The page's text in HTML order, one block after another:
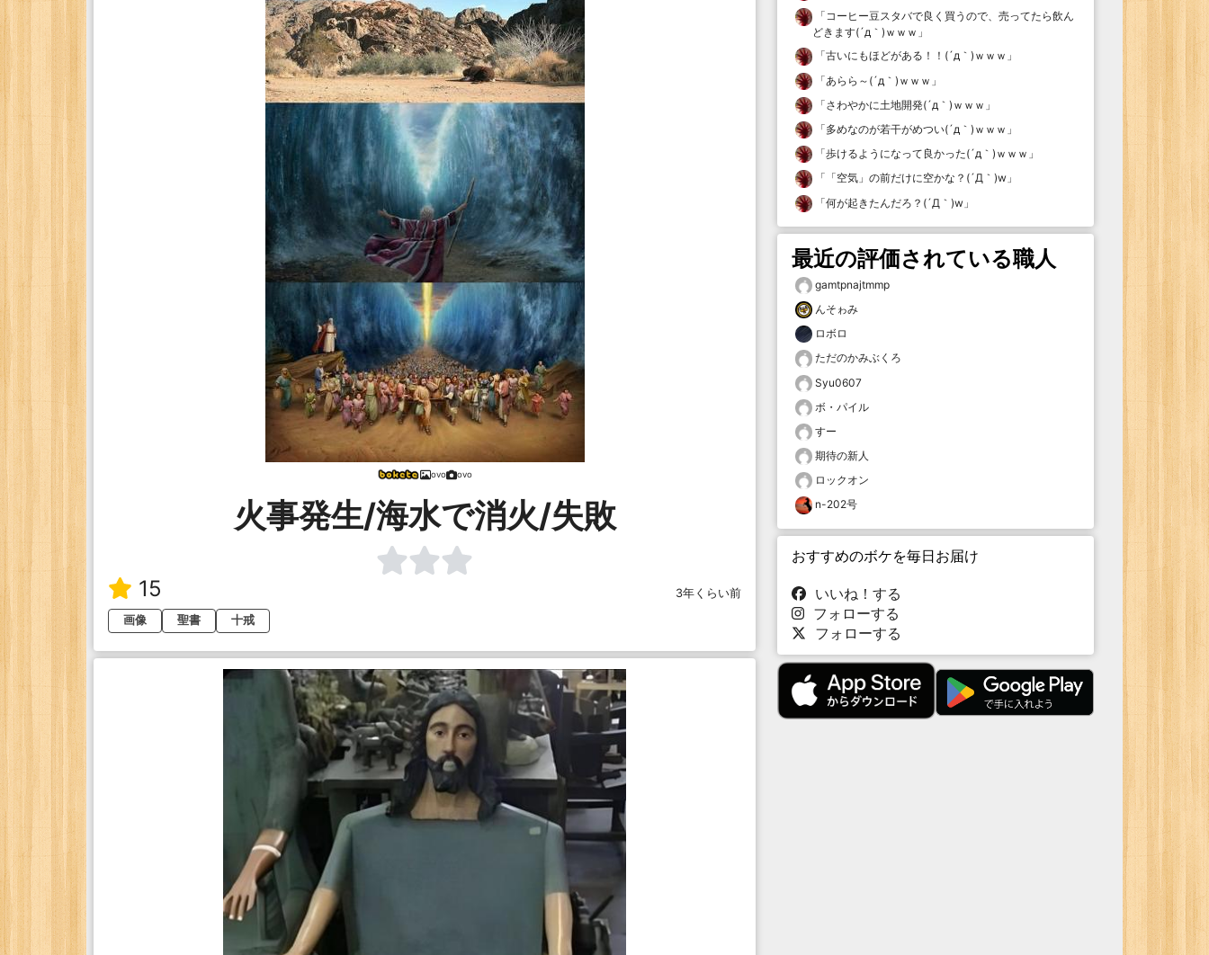
ovo ovo
火事発生/海水で消火/失敗
15
3年くらい前
画像
聖書 十戒
「コーヒー豆スタバで良く買うので、売ってたら飲ん
どきます(´д｀)ｗｗｗ 」
「古いにもほどがある！！(´д｀)ｗｗｗ 」
「あらら～(´д｀)ｗｗｗ 」
「さわやかに土地開発(´д｀)ｗｗｗ 」
「多めなのが若干がめつい(´д｀)ｗｗｗ 」
「歩けるようになって良かった(´д｀)ｗｗｗ 」
「 「空気」の前だけに空かな？(´Д｀)w 」
「何が起きたんだろ？(´Д｀)w 」
最近の評価されている職人
gamtpnajtmmp
んそゎみ
ロボロ
ただのかみぶくろ
Syu0607
ボ・パイル
すー
期待の新人
ロックオン
n-202号
おすすめのボケを毎日お届け
いいね！する
フォローする
フォローする